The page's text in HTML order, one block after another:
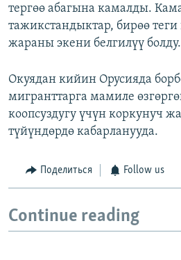
тергөө абагына камалды.
тажикстандыктар, бирөө
жараны экени белгилүү болду.
Окуядан кийин Орусияда
мигранттарга мамиле
коопсуздугу үчүн коркунуч
түйүндөрдө кабарланууда.
Поделиться Follow us
Continue reading